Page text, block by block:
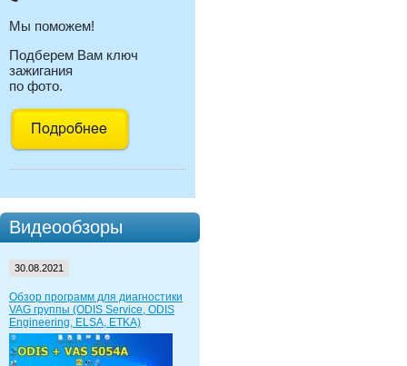
Мы поможем!
Подберем Вам ключ
зажигания
по фото.
Видеообзоры
30.08.2021
Обзор программ для диагностики
VAG группы (ODIS Service, ODIS
Engineering, ELSA, ETKA)